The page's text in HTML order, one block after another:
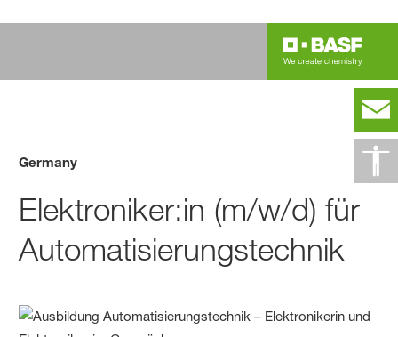
Germany
Elektroniker:in (m/w/d) für
Automatisierungstechnik